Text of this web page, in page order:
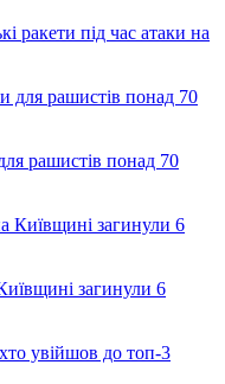
ракети під час атаки на
рашистів понад 70
загинули 6